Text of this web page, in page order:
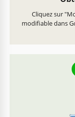
Cliquez sur
modifiable dans